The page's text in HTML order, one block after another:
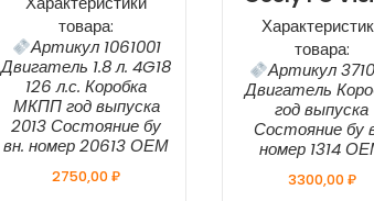
товара:
Артикул 1061001
Двигатель 1.8 л. 4G18
126 л.с. Коробка
МКПП год выпуска
2013 Состояние бу
вн. номер 20613 ОЕМ
2750,00₽
товара:
Артикул
Двигатель
год выпуска
Состояние бу
номер 1314
3300,00₽